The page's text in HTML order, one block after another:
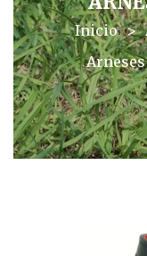
Inicio >
Arneses